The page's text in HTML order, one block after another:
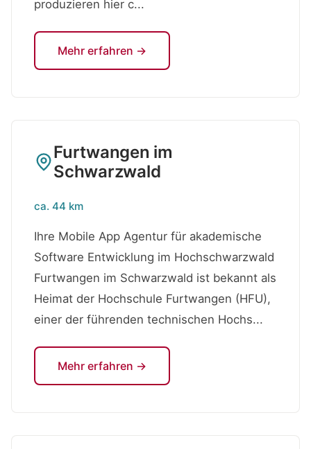
produzieren hier c...
Mehr erfahren →
Furtwangen im
Schwarzwald
ca. 44 km
Ihre Mobile App Agentur für akademische
Software Entwicklung im Hochschwarzwald
Furtwangen im Schwarzwald ist bekannt als
Heimat der Hochschule Furtwangen (HFU),
einer der führenden technischen Hochs...
Mehr erfahren →